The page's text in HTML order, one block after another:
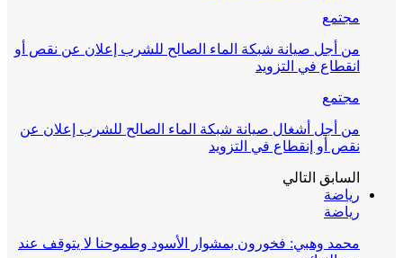
مجتمع
من أجل صيانة شبكة الماء الصالح للشرب إعلان عن نقص أو
انقطاع في التزويد
مجتمع
من أجل أشغال صيانة شبكة الماء الصالح للشرب إعلان عن
نقص أو إنقطاع في التزويد
السابق التالي
رياضة
رياضة
محمد وهبي: فخورون بمشوار الأسود وطموحنا لا يتوقف عند